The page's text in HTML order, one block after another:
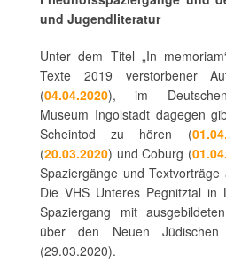
und Jugendliteratur
Unter dem Titel „In
Texte 2019 verstorbener
(04.04.2020), im Deutschen
Museum Ingolstadt dagegen
Scheintod zu hören (
(20.03.2020) und Coburg (
Spaziergänge und
Die VHS Unteres Pegnitztal in
Spaziergang mit
über den Neuen Jüdischen
(29.03.2020).